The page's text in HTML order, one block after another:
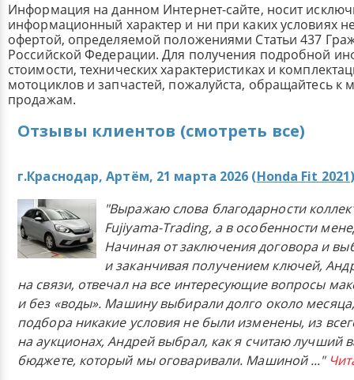
Информация на данном Интернет-сайте, носит
информационный характер и ни при каких условиях
офертой, определяемой положениями Статьи 437
Российской Федерации. Для получения подробной
стоимости, технических характеристиках и
мотоциклов и запчастей, пожалуйста, обращайтесь к
продажам.
Отзывы клиентов (смотреть все)
г.Краснодар, Артём, 21 марта 2026 (Honda Fit 2021
"Выражаю слова благодарности
Fujiyama-Trading, а в особенности
Начиная от заключения договора и
и заканчивая получением ключей,
на связи, отвечал на все интересующие вопросы
и без «воды». Машину выбирали долго около
подбора никакие условия не были изменены, из
на аукционах, Андрей выбрал, как я считаю лучший
бюджете, который мы оговаривали. Машиной..."